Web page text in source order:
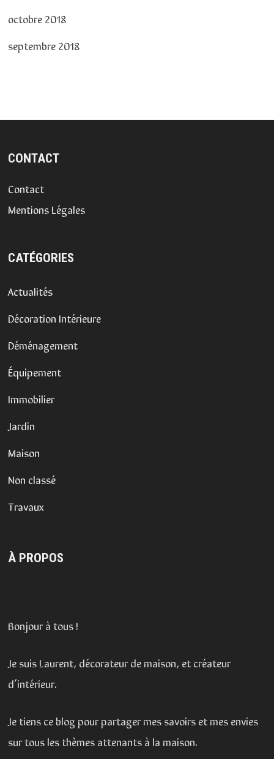
octobre 2018
septembre 2018
CONTACT
Contact
Mentions Légales
CATÉGORIES
Actualités
Décoration Intérieure
Déménagement
Équipement
Immobilier
Jardin
Maison
Non classé
Travaux
À PROPOS
Bonjour à tous !
Je suis Laurent, décorateur de maison, et créateur
d’intérieur.
Je tiens ce blog pour partager mes savoirs et mes envies
sur tous les thèmes attenants à la maison.